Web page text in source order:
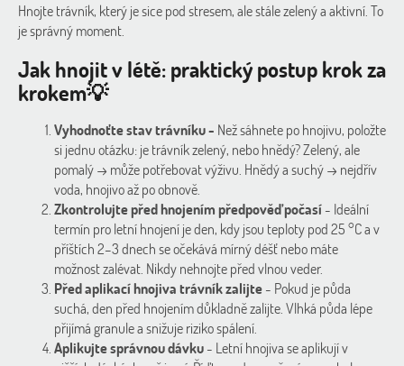
Hnojte trávník, který je sice pod stresem, ale stále zelený a aktivní. To
je správný moment.
Jak hnojit v létě: praktický postup krok za
krokem💡
Vyhodnoťte stav trávníku - Než sáhnete po hnojivu, položte
si jednu otázku: je trávník zelený, nebo hnědý? Zelený, ale
pomalý → může potřebovat výživu. Hnědý a suchý → nejdřív
voda, hnojivo až po obnově.
Zkontrolujte před hnojením předpověď počasí- Ideální
termín pro letní hnojení je den, kdy jsou teploty pod 25 °C a v
příštích 2–3 dnech se očekává mírný déšť nebo máte
možnost zalévat. Nikdy nehnojte před vlnou veder.
Před aplikací hnojiva trávník zalijte- Pokud je půda
suchá, den před hnojením důkladně zalijte. Vlhká půda lépe
přijímá granule a snižuje riziko spálení.
Aplikujte správnou dávku- Letní hnojiva se aplikují v